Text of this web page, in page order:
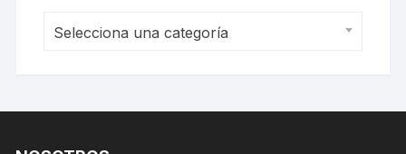
Selecciona una categoría